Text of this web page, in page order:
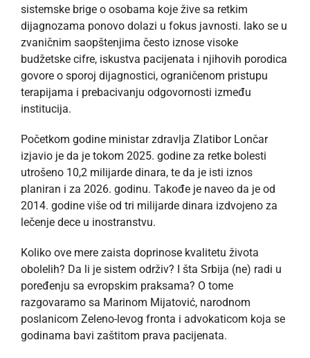
sistemske brige o osobama koje žive sa retkim
dijagnozama ponovo dolazi u fokus javnosti. Iako se u
zvaničnim saopštenjima često iznose visoke
budžetske cifre, iskustva pacijenata i njihovih porodica
govore o sporoj dijagnostici, ograničenom pristupu
terapijama i prebacivanju odgovornosti između
institucija.
Početkom godine ministar zdravlja Zlatibor Lončar
izjavio je da je tokom 2025. godine za retke bolesti
utrošeno 10,2 milijarde dinara, te da je isti iznos
planiran i za 2026. godinu. Takođe je naveo da je od
2014. godine više od tri milijarde dinara izdvojeno za
lečenje dece u inostranstvu.
Koliko ove mere zaista doprinose kvalitetu života
obolelih? Da li je sistem održiv? I šta Srbija (ne) radi u
poređenju sa evropskim praksama? O tome
razgovaramo sa Marinom Mijatović, narodnom
poslanicom Zeleno-levog fronta i advokaticom koja se
godinama bavi zaštitom prava pacijenata.